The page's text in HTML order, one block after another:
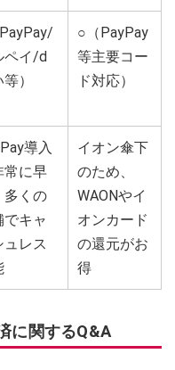
ペイ/d
）
○（PayPay
等主要コー
ド対応）
導入
常に早
多くの
でキャ
ュレス
イオン傘下
のため、
WAONやイ
オンカード
の還元がお
得
に関するQ&A